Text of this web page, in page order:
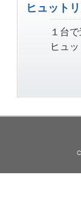
ヒュット
１台
ヒュ